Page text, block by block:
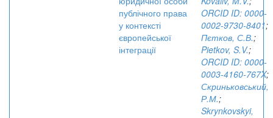
публічного права
у контексті
європейської
інтеграції
ORCID ID: 0000-
0002-9730-8401;
Пєтков, С.В.;
Pietkov, S.V.;
ORCID ID: 0000-
0003-4160-767X;
Скриньковський,
Р.М.;
Skrynkovskyi,